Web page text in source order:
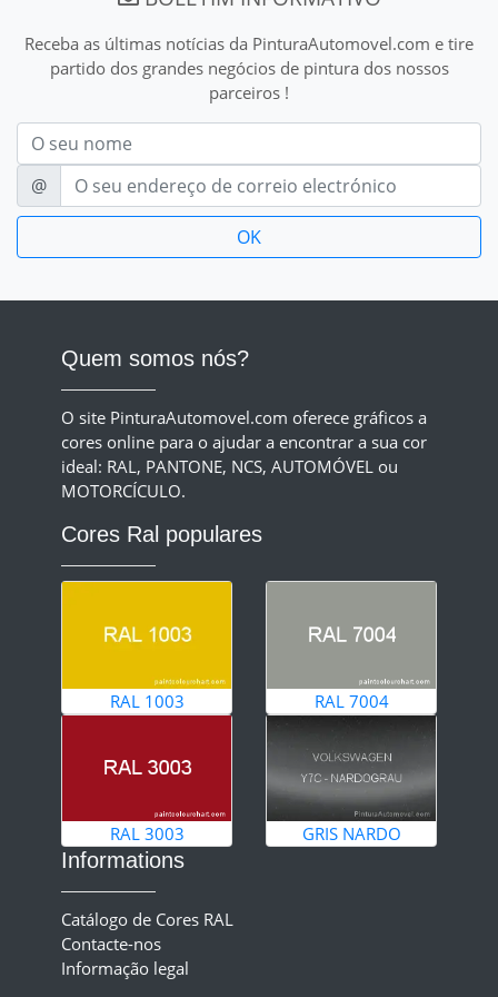
Receba as últimas notícias da PinturaAutomovel.com e tire
partido dos grandes negócios de pintura dos nossos
parceiros !
Nom
E-mail
@
Quem somos nós?
O site PinturaAutomovel.com oferece gráficos a
cores online para o ajudar a encontrar a sua cor
ideal: RAL, PANTONE, NCS, AUTOMÓVEL ou
MOTORCÍCULO.
Cores Ral populares
RAL 1003 RAL 7004
RAL 3003 GRIS NARDO
Informations
Catálogo de Cores RAL
Contacte-nos
Informação legal